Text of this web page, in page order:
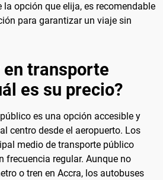
la opción que elija, es recomendable
para garantizar un viaje sin
en transporte
es su precio?
es una opción accesible y
centro desde el aeropuerto. Los
medio de transporte público
frecuencia regular. Aunque no
o tren en Accra, los autobuses